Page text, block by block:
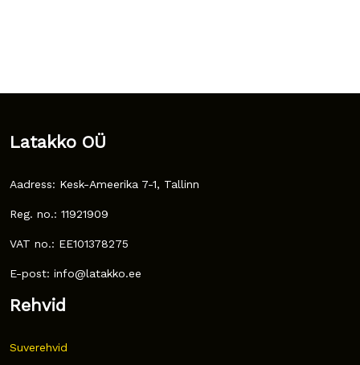
Latakko OÜ
Aadress: Kesk-Ameerika 7-1, Tallinn
Reg. no.: 11921909
VAT no.: EE101378275
E-post: info@latakko.ee
Rehvid
Suverehvid